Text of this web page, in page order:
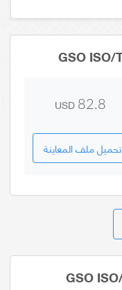
USD 82.8
تحميل ملف المعاينة